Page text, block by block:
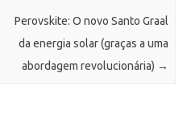
Perovskite: O novo Santo Graal
da energia solar (graças a uma
abordagem revolucionária) →